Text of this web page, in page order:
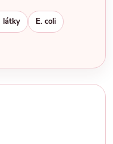
látky E. coli